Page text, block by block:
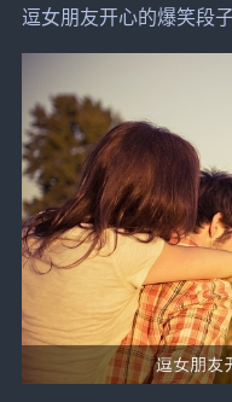
逗女朋友开心的爆笑段